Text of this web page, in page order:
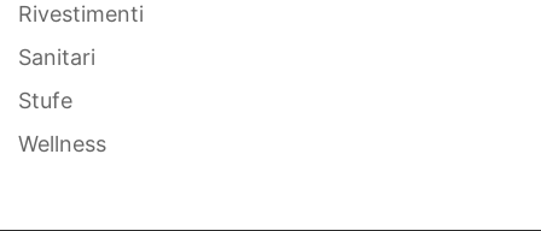
Rivestimenti
Sanitari
Stufe
Wellness